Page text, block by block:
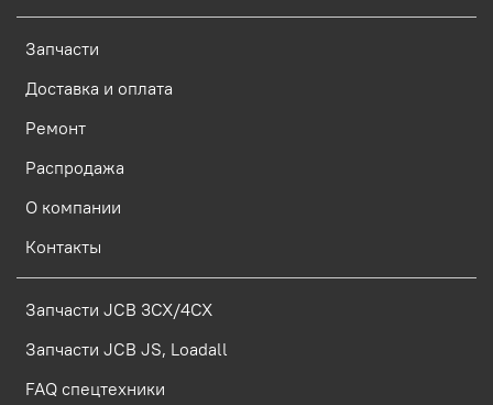
Запчасти
Доставка и оплата
Ремонт
Распродажа
О компании
Контакты
Запчасти JCB 3CX/4CX
Запчасти JCB JS, Loadall
FAQ спецтехники